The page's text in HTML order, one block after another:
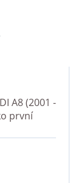
A8 (2001 -
první